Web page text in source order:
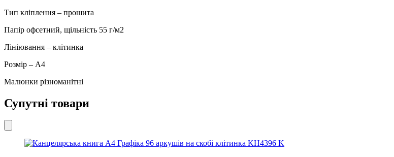
Тип кліплення – прошита
Папір офсетний, щільність 55 г/м2
Лініювання – клітинка
Розмір – А4
Малюнки різноманітні
Супутні товари